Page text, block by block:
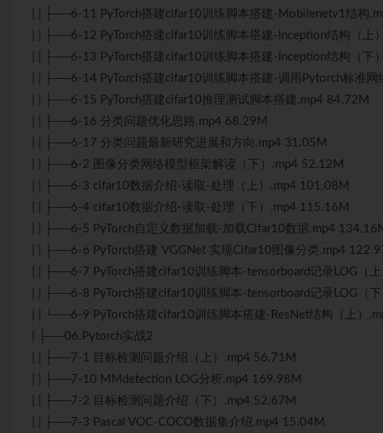
| | ├──6-11 PyTorch搭建cifar10训练脚本搭建-Mobilenetv1结构
| | ├──6-12 PyTorch搭建cifar10训练脚本搭建-Inception结构（上
| | ├──6-13 PyTorch搭建cifar10训练脚本搭建-Inception结构（下
| | ├──6-14 PyTorch搭建cifar10训练脚本搭建-调用Pytorch标准
| | ├──6-15 PyTorch搭建cifar10推理测试脚本搭建.mp4 84.72M
| | ├──6-16 分类问题优化思路.mp4 68.29M
| | ├──6-17 分类问题最新研究进展和方向.mp4 31.05M
| | ├──6-2 图像分类网络模型框架解读（下）.mp4 52.12M
| | ├──6-3 cifar10数据介绍-读取-处理（上）.mp4 101.08M
| | ├──6-4 cifar10数据介绍-读取-处理（下）.mp4 115.16M
| | ├──6-5 PyTorch自定义数据加载-加载Cifar10数据.mp4
| | ├──6-6 PyTorch搭建 VGGNet 实现Cifar10图像分类.mp4
| | ├──6-7 PyTorch搭建cifar10训练脚本-tensorboard记录LOG（
| | ├──6-8 PyTorch搭建cifar10训练脚本-tensorboard记录LOG（
| | └──6-9 PyTorch搭建cifar10训练脚本搭建-ResNet结构（上）
| ├──06.Pytorch实战2
| | ├──7-1 目标检测问题介绍（上）.mp4 56.71M
| | ├──7-10 MMdetection LOG分析.mp4 169.98M
| | ├──7-2 目标检测问题介绍（下）.mp4 52.67M
| | ├──7-3 Pascal VOC-COCO数据集介绍.mp4 15.04M